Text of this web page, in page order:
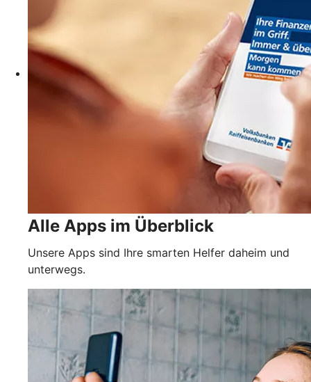
Alle Apps im Überblick
Unsere Apps sind Ihre smarten Helfer daheim und
unterwegs.